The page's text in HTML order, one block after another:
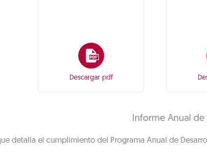
Descargar pdf
Informe Anual de
detalla el cumplimiento del Programa Anual de